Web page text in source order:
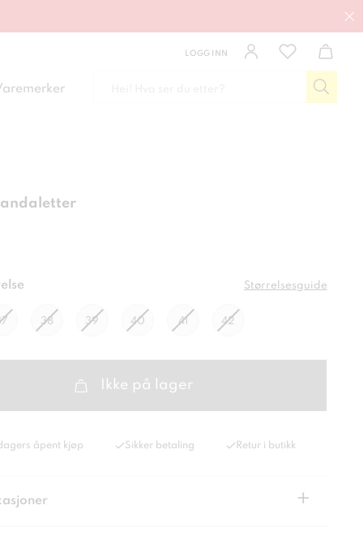
LOGG INN
Størrelsesguide
38 39 40 41 42
Ikke på lager
åpent kjøp Sikker betaling Retur i butikk
+